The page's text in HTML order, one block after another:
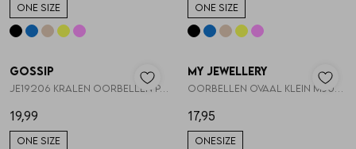
ONE SIZE ONE SIZE
1/2
Gossip
JE19206 KRALEN OORBELLEN PAREL EN HARTJE
19,99
ONE SIZE
1 /2
My Jewellery
17,95
ONESIZE